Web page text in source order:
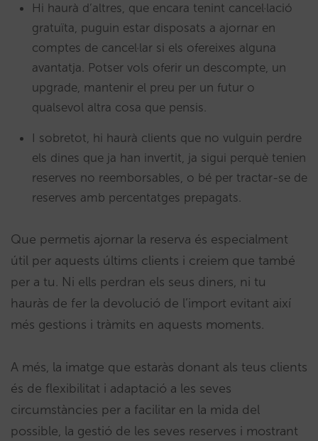
Hi haurà d’altres, que encara tenint cancel·lació
gratuïta, puguin estar disposats a ajornar en
comptes de cancel·lar si els ofereixes alguna
avantatja. Potser vols oferir un descompte, un
upgrade, mantenir el preu per un futur o
qualsevol altra cosa que pensis.
I sobretot, hi haurà clients que no vulguin perdre
els dines que ja han invertit, ja sigui perquè tenien
reserves no reemborsables, o bé per tractar-se de
reserves amb percentatges prepagats.
Que permetis ajornar la reserva és especialment
útil per aquests últims clients i creiem que també
per a tu. Ni ells perdran els seus diners, ni tu
hauràs de fer la devolució de l’import evitant així
més gestions i tràmits en aquests moments.
A més, la imatge que estaràs donant als teus clients
és de flexibilitat i adaptació a les seves
circumstàncies per a facilitar en la mida del
possible, la gestió de les seves reserves i mostrant